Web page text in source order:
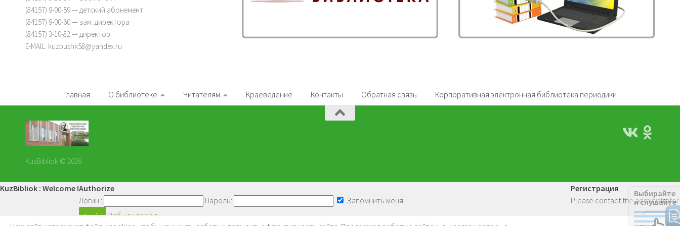
(84157) 9-00-59 — детский абонемент
(84157) 9-00-60 — зам. директора
(84157) 3-10-82 — директор
E-MAIL: kuzpushk58@yandex.ru
Главная О библиотеке Читателям Краеведение Контакты Обратная связь Корпоративная электронная библиотека периодики
KuzBibliok © 2026.
KuzBibliok : Welcome !Authorize
Логин :
Пароль:
Запомнить меня
Забыли пароль
Регистрация
Please contact the administrator.
Выбирайте
и слушайте